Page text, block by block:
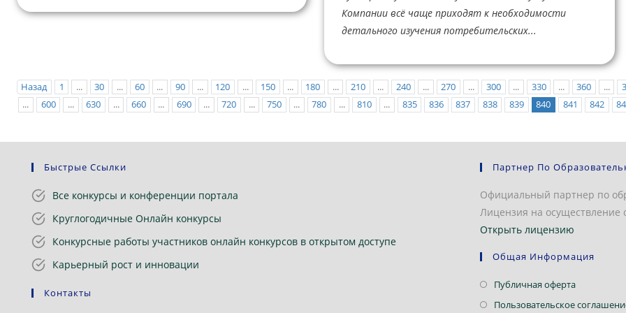
Компании всё чаще приходят к необходимости
детального изучения потребительских...
Назад 1 ... 30 ... 60 ... 90 ... 120 ... 150 ... 180 ... 210 ... 240 ... 270 ... 300 ... 330 ... 360 ...
...
600 ... 630 ... 660 ... 690 ... 720 ... 750 ... 780 ... 810 ... 835 836 837 838 839 840 841 842
Быстрые Ссылки
Все конкурсы и конференции портала
Круглогодичные Онлайн конкурсы
Конкурсные работы участников онлайн конкурсов в открытом доступе
Карьерный рост и инновации
Контакты
Партнер По
Официальный партнер по
Лицензия на осуществление
Открыть лицензию
Общая Информация
Публичная офертаОткроется
в
Пользовательское